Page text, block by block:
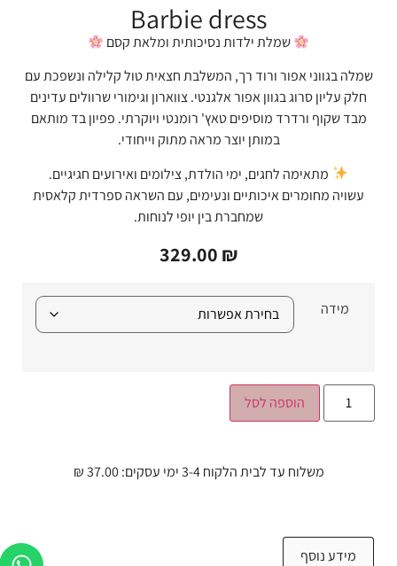
Barbie dress
שמלת ילדות נסיכותית ומלאת קסם
שמלה בגווני אפור ורוד רך, המשלבת חצאית טול קלילה ונשפכת עם
חלק עליון סרוג בגוון אפור אלגנטי. צווארון וגימורי שרוולים עדינים
מבד שקוף ורדרד מוסיפים טאץ' רומנטי ויוקרתי. פפיון בד מותאם
במותן יוצר מראה מתוק וייחודי.
מתאימה לחגים, ימי הולדת, צילומים ואירועים חגיגיים.
עשויה מחומרים איכותיים ונעימים, עם השראה ספרדית קלאסית
שמחברת בין יופי לנוחות.
329.00₪
מידה
הוספה לסל
משלוח עד לבית הלקוח 3-4 ימי עסקים: 37.00 ₪
מידע נוסף